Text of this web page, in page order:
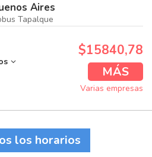
Aires
Tapalque
$15840,78
MÁS
Varias empresas
los horarios